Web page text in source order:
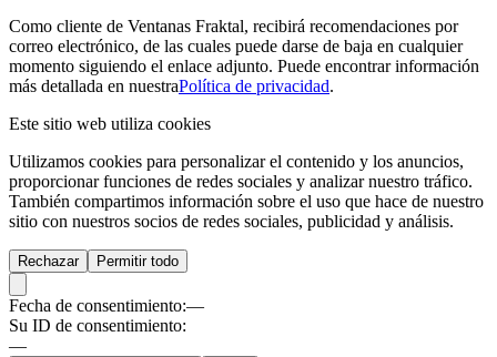
Como cliente de Ventanas Fraktal, recibirá recomendaciones por
correo electrónico, de las cuales puede darse de baja en cualquier
momento siguiendo el enlace adjunto. Puede encontrar información
más detallada en nuestraPolítica de privacidad.
Este sitio web utiliza cookies
Utilizamos cookies para personalizar el contenido y los anuncios,
proporcionar funciones de redes sociales y analizar nuestro tráfico.
También compartimos información sobre el uso que hace de nuestro
sitio con nuestros socios de redes sociales, publicidad y análisis.
Rechazar Permitir todo
Fecha de consentimiento:—
Su ID de consentimiento:
—